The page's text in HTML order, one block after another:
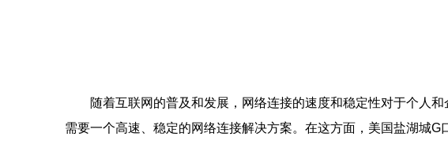
随着互联网的普及和发展，网络连接的速度和稳定性对于个人
需要一个高速、稳定的网络连接解决方案。在这方面，美国盐湖城G